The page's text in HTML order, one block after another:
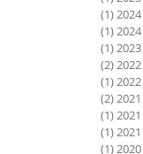
(1)
(1)
(1)
(2)
(1)
(2)
(1)
(1)
(1)